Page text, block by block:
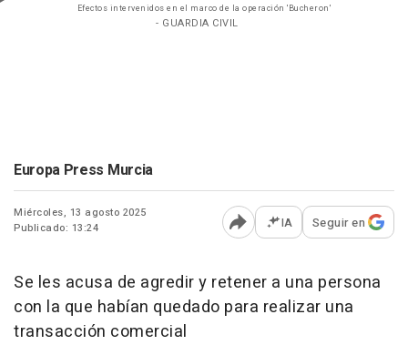
Efectos intervenidos en el marco de la operación 'Bucheron'
- GUARDIA CIVIL
Europa Press Murcia
Miércoles, 13 agosto 2025
Publicado: 13:24
Abrir opciones para
IA Seguir en
Se les acusa de agredir y retener a una persona
con la que habían quedado para realizar una
transacción comercial